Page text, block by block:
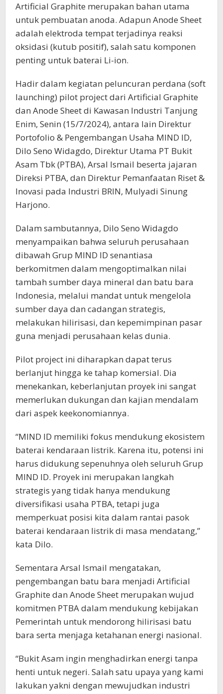
Artificial Graphite merupakan bahan utama
untuk pembuatan anoda. Adapun Anode Sheet
adalah elektroda tempat terjadinya reaksi
oksidasi (kutub positif), salah satu komponen
penting untuk baterai Li-ion.
Hadir dalam kegiatan peluncuran perdana (soft
launching) pilot project dari Artificial Graphite
dan Anode Sheet di Kawasan Industri Tanjung
Enim, Senin (15/7/2024), antara lain Direktur
Portofolio & Pengembangan Usaha MIND ID,
Dilo Seno Widagdo, Direktur Utama PT Bukit
Asam Tbk (PTBA), Arsal Ismail beserta jajaran
Direksi PTBA, dan Direktur Pemanfaatan Riset &
Inovasi pada Industri BRIN, Mulyadi Sinung
Harjono.
Dalam sambutannya, Dilo Seno Widagdo
menyampaikan bahwa seluruh perusahaan
dibawah Grup MIND ID senantiasa
berkomitmen dalam mengoptimalkan nilai
tambah sumber daya mineral dan batu bara
Indonesia, melalui mandat untuk mengelola
sumber daya dan cadangan strategis,
melakukan hilirisasi, dan kepemimpinan pasar
guna menjadi perusahaan kelas dunia.
Pilot project ini diharapkan dapat terus
berlanjut hingga ke tahap komersial. Dia
menekankan, keberlanjutan proyek ini sangat
memerlukan dukungan dan kajian mendalam
dari aspek keekonomiannya.
“MIND ID memiliki fokus mendukung ekosistem
baterai kendaraan listrik. Karena itu, potensi ini
harus didukung sepenuhnya oleh seluruh Grup
MIND ID. Proyek ini merupakan langkah
strategis yang tidak hanya mendukung
diversifikasi usaha PTBA, tetapi juga
memperkuat posisi kita dalam rantai pasok
baterai kendaraan listrik di masa mendatang,”
kata Dilo.
Sementara Arsal Ismail mengatakan,
pengembangan batu bara menjadi Artificial
Graphite dan Anode Sheet merupakan wujud
komitmen PTBA dalam mendukung kebijakan
Pemerintah untuk mendorong hilirisasi batu
bara serta menjaga ketahanan energi nasional.
“Bukit Asam ingin menghadirkan energi tanpa
henti untuk negeri. Salah satu upaya yang kami
lakukan yakni dengan mewujudkan industri